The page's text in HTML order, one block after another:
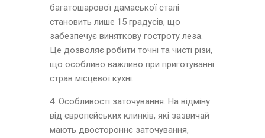
багатошарової дамаської сталі
становить лише 15 градусів, що
забезпечує виняткову гостроту леза.
Це дозволяє робити точні та чисті різи,
що особливо важливо при приготуванні
страв місцевої кухні.
4. Особливості заточування. На відміну
від європейських клинків, які зазвичай
мають двостороннє заточування,